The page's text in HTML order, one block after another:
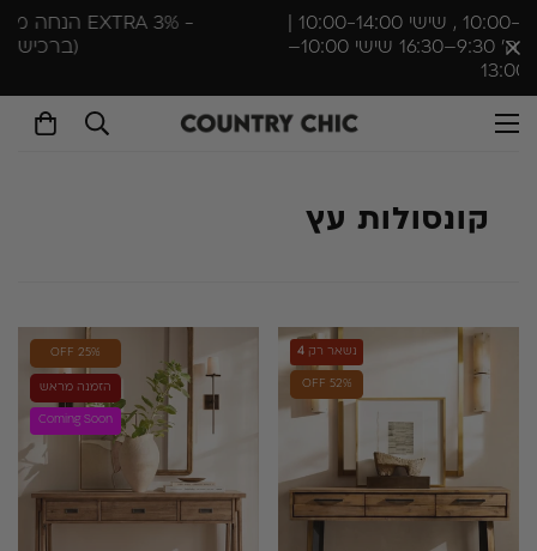
- 3% EXTRA הנחה מיידית לחברי מועדון בלבד
(ברכישה ראשונה)
קונסולות עץ
נשאר רק4
52% OFF
25% OFF
הזמנה מראש
Coming Soon